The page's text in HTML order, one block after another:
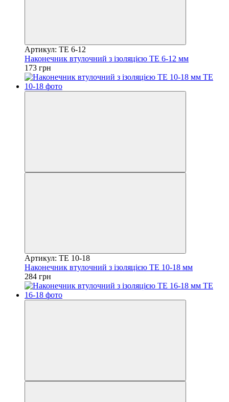
Артикул: TE 6-12
Наконечник втулочний з ізоляцією TE 6-12 мм
173 грн
Артикул: TE 10-18
Наконечник втулочний з ізоляцією TE 10-18 мм
284 грн